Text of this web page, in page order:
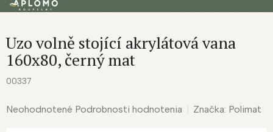
Prejsť
Uzo volně stojící akrylátová vana
160x80, černý mat
00337
Priemerné
Neohodnotené Podrobnosti hodnotenia Značka: Polimat